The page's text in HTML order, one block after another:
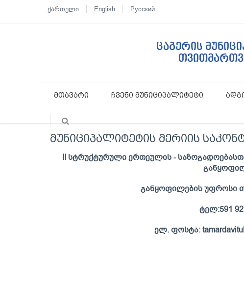
ქართული English Русский
ცაგერის
მთავარი ჩვენი მუნიციპალიტეტი
მუნიციპალიტეტის მერიის
II სტრუქტურული ერთეულის -
განყოფილების უფროსი
ტელ:591 92
ელ. ფოსტა: